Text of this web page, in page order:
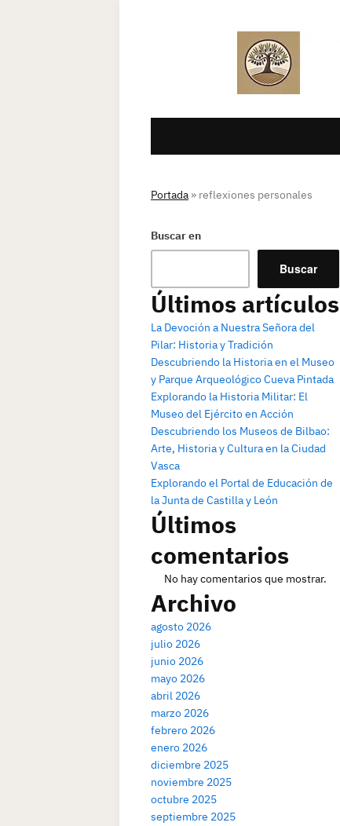
Portada » reflexiones personales
Buscar en
Buscar
Últimos artículos
La Devoción a Nuestra Señora del
Pilar: Historia y Tradición
Descubriendo la Historia en el Museo
y Parque Arqueológico Cueva Pintada
Explorando la Historia Militar: El
Museo del Ejército en Acción
Descubriendo los Museos de Bilbao:
Arte, Historia y Cultura en la Ciudad
Vasca
Explorando el Portal de Educación de
la Junta de Castilla y León
Últimos
comentarios
No hay comentarios que mostrar.
Archivo
agosto 2026
julio 2026
junio 2026
mayo 2026
abril 2026
marzo 2026
febrero 2026
enero 2026
diciembre 2025
noviembre 2025
octubre 2025
septiembre 2025